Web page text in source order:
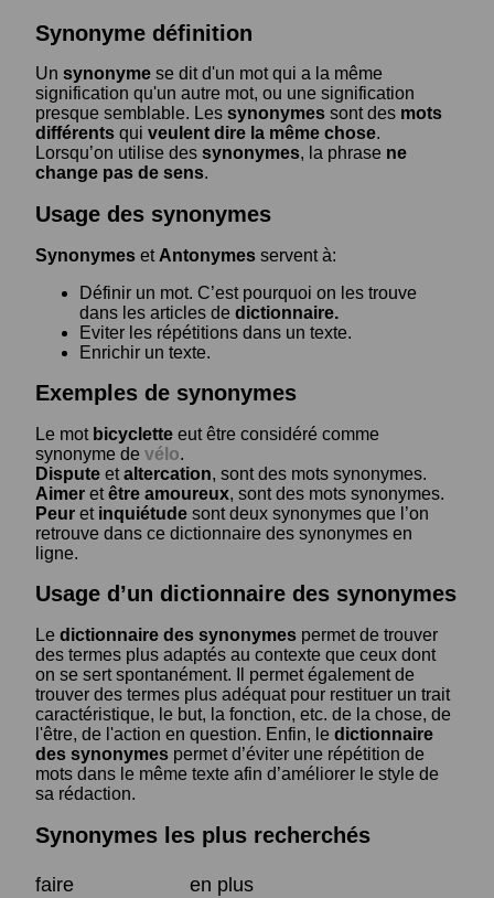
Synonyme définition
Un synonyme se dit d'un mot qui a la même
signification qu'un autre mot, ou une signification
presque semblable. Les synonymes sont des mots
différents qui veulent dire la même chose.
Lorsqu’on utilise des synonymes, la phrase ne
change pas de sens.
Usage des synonymes
Synonymes et Antonymes servent à:
Définir un mot. C’est pourquoi on les trouve
dans les articles de dictionnaire.
Eviter les répétitions dans un texte.
Enrichir un texte.
Exemples de synonymes
Le mot bicyclette eut être considéré comme
synonyme de vélo.
Dispute etaltercation, sont des mots synonymes.
Aimer etêtre amoureux, sont des mots synonymes.
Peur et inquiétude sont deux synonymes que l’on
retrouve dans ce dictionnaire des synonymes en
ligne.
Usage d’un dictionnaire des synonymes
Le dictionnaire des synonymes permet de trouver
des termes plus adaptés au contexte que ceux dont
on se sert spontanément. Il permet également de
trouver des termes plus adéquat pour restituer un trait
caractéristique, le but, la fonction, etc. de la chose, de
l'être, de l'action en question. Enfin, le dictionnaire
des synonymes permet d’éviter une répétition de
mots dans le même texte afin d’améliorer le style de
sa rédaction.
Synonymes les plus recherchés
faire
en plus